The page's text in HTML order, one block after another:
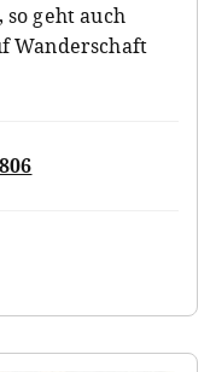
geht auch
Wanderschaft